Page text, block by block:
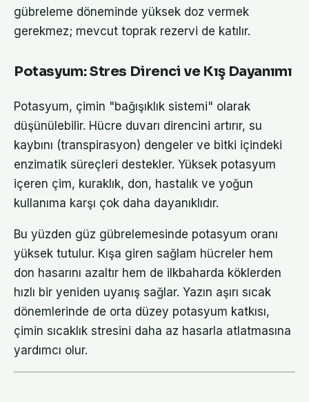
gübreleme döneminde yüksek doz vermek
gerekmez; mevcut toprak rezervi de katılır.
Potasyum: Stres Direnci ve Kış Dayanımı
Potasyum, çimin "bağışıklık sistemi" olarak
düşünülebilir. Hücre duvarı direncini artırır, su
kaybını (transpirasyon) dengeler ve bitki içindeki
enzimatik süreçleri destekler. Yüksek potasyum
içeren çim, kuraklık, don, hastalık ve yoğun
kullanıma karşı çok daha dayanıklıdır.
Bu yüzden güz gübrelemesinde potasyum oranı
yüksek tutulur. Kışa giren sağlam hücreler hem
don hasarını azaltır hem de ilkbaharda köklerden
hızlı bir yeniden uyanış sağlar. Yazın aşırı sıcak
dönemlerinde de orta düzey potasyum katkısı,
çimin sıcaklık stresini daha az hasarla atlatmasına
yardımcı olur.